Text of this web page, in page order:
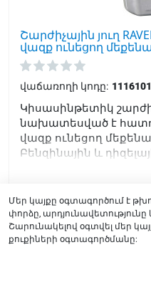
Շարժիչային յուղ
վազք ունեցող
վաճառողի կոդը: 1116101
Կիսասինթետիկ
նախատեսված է
վազք ունեցող
Բենզինային և
42956 ֏
Մեր կայքը օգտագործում է
փորձը, արդյունավետությունը
Շարունակելով օգտվել մեր
քուքիների օգտագործմանը: